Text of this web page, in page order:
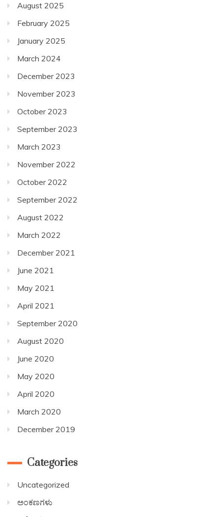
August 2025
February 2025
January 2025
March 2024
December 2023
November 2023
October 2023
September 2023
March 2023
November 2022
October 2022
September 2022
August 2022
March 2022
December 2021
June 2021
May 2021
April 2021
September 2020
August 2020
June 2020
May 2020
April 2020
March 2020
December 2019
Categories
Uncategorized
ಅಂಕಣಗಳು